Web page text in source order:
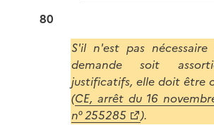
80
S'il n'est pas
demande soit
justificatifs, elle doit être
(CE, arrêt du 16
n° 255285
).